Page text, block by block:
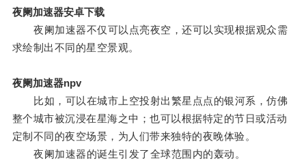
夜阑加速器安卓下载
夜阑加速器不仅可以点亮夜空，还可以实现根据观众需
求绘制出不同的星空景观。
夜阑加速器npv
比如，可以在城市上空投射出繁星点点的银河系，仿佛
整个城市被沉浸在星海之中；也可以根据特定的节日或活动
定制不同的夜空场景，为人们带来独特的夜晚体验。
夜阑加速器的诞生引发了全球范围内的轰动。